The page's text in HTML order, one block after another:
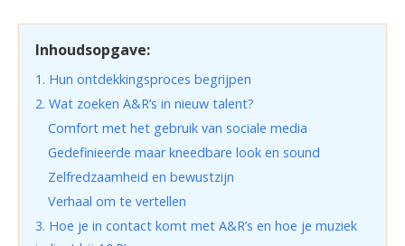
Inhoudsopgave:
1. Hun ontdekkingsproces begrijpen
2. Wat zoeken A&R’s in nieuw talent?
Comfort met het gebruik van sociale media
Gedefinieerde maar kneedbare look en sound
Zelfredzaamheid en bewustzijn
Verhaal om te vertellen
3. Hoe je in contact komt met A&R’s en hoe je muziek